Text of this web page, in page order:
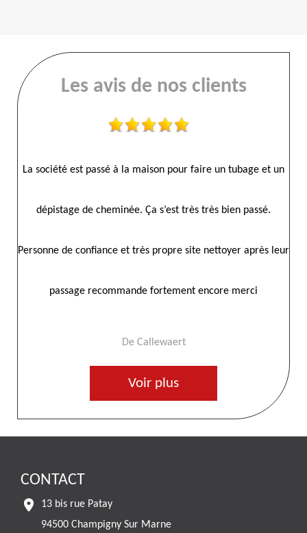
Les avis de nos clients
Entreprise sérieuse, ponctuelle et respectueuse ,très bon
travail je recommande. Merci à l’équipe EL ramonage94
Voir plus
CONTACT
13 bis rue Patay
94500 Champigny Sur Marne